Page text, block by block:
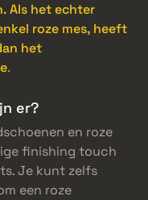
Als het echter
roze mes, heeft
het
.
er?
en roze
finishing touch
Je kunt zelfs
een roze